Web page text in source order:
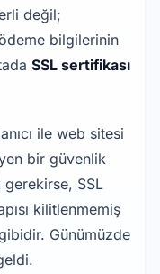
değil;
bilgilerinin
SSL sertifikası
ile web sitesi
bir güvenlik
SSL
kilitlenmemiş
Günümüzde